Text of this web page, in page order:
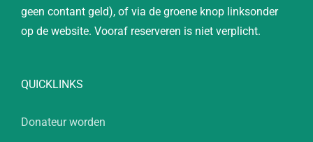
geen contant geld), of via de groene knop linksonder
op de website. Vooraf reserveren is niet verplicht.
QUICKLINKS
Donateur worden